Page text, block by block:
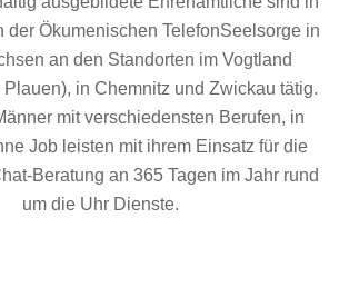
der Ökumenischen TelefonSeelsorge in
an den Standorten im Vogtland
in Chemnitz und Zwickau tätig.
mit verschiedensten Berufen, in
Job leisten mit ihrem Einsatz für die
Beratung an 365 Tagen im Jahr rund
um die Uhr Dienste.